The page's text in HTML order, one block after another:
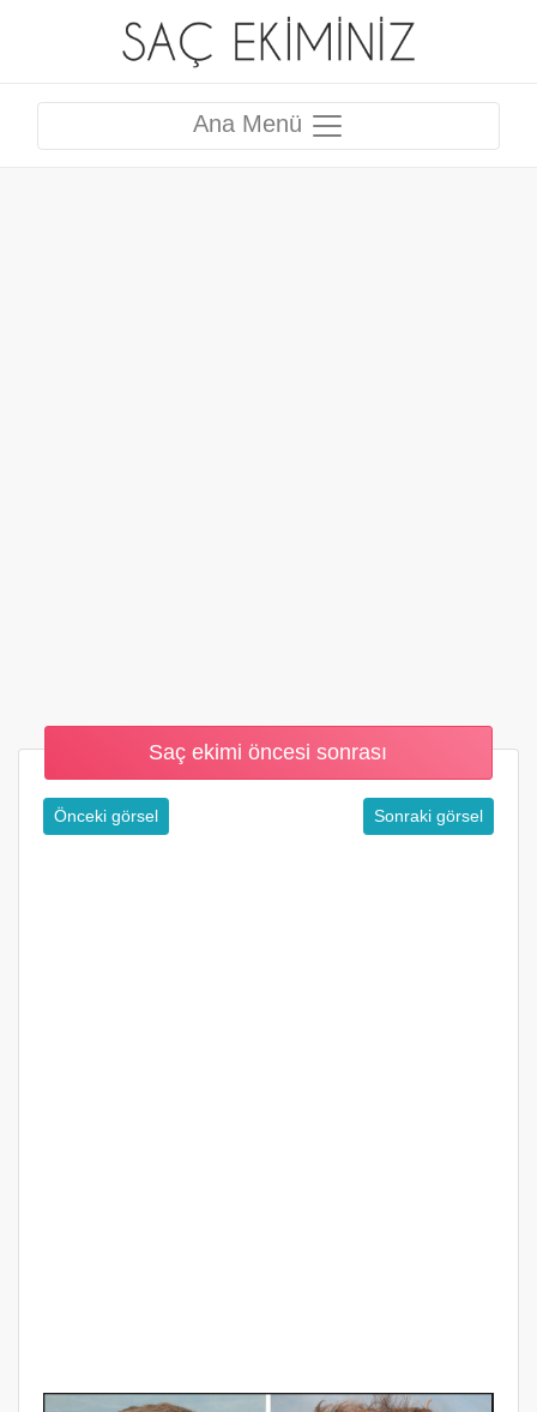
Ana Menü
Saç ekimi öncesi sonrası
Önceki görsel Sonraki görsel